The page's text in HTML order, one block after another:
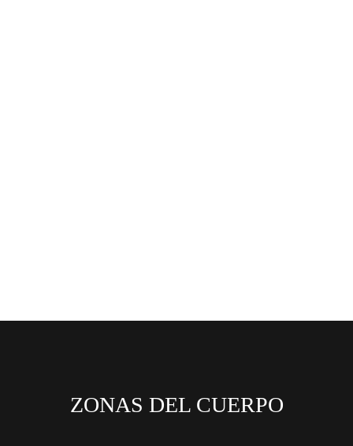
ZONAS DEL CUERPO